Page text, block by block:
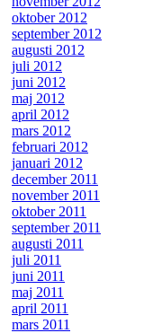
oktober 2012
september 2012
augusti 2012
juli 2012
juni 2012
maj 2012
april 2012
mars 2012
februari 2012
januari 2012
december 2011
november 2011
oktober 2011
september 2011
augusti 2011
juli 2011
juni 2011
maj 2011
april 2011
mars 2011